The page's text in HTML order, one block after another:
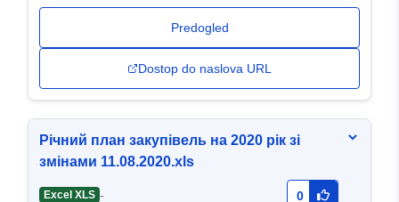
Predogled
Dostop do naslova URL
Річний план закупівель на 2020 рік зі
змінами 11.08.2020.xls
Excel XLS - 0